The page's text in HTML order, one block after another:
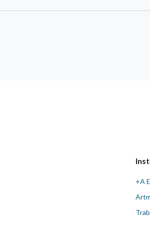
+A